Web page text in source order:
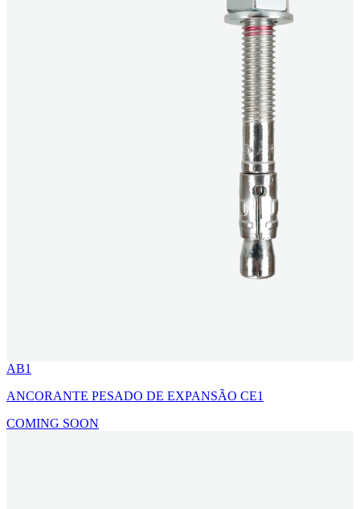
AB1
ANCORANTE PESADO DE EXPANSÃO CE1
COMING SOON